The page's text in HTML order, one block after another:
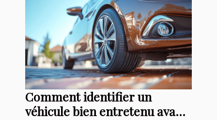
Comment identifier un
véhicule bien entretenu avant